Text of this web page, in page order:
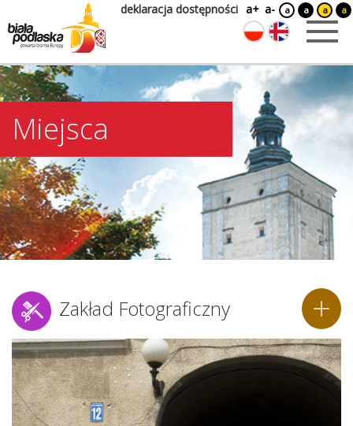
deklaracja dostępności a+ a- a a a a
Miejsca
Zakład Fotograficzny